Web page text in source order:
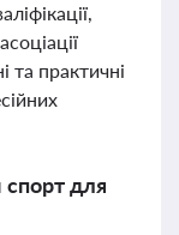
та практичні
для